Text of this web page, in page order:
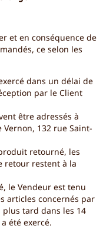
et en conséquence de
ce selon les
dans un délai de
par le Client
être adressés à
Vernon, 132 rue Saint-
retourné, les
retour restent à la
le Vendeur est tenu
articles concernés par
tard dans les 14
été exercé.